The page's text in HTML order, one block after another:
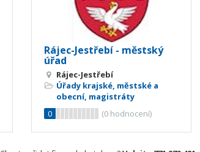
Rájec-Jestřebí - městský
úřad
Rájec-Jestřebí
Úřady krajské, městské a
obecní, magistráty
0
(0hodnocení)